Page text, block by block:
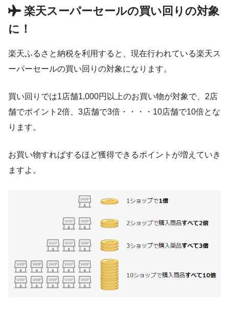
楽天スーパーセールの買い回りの対象
に！
楽天ふるさと納税を利用すると、現在行われている楽天ス
ーパーセールの買い回りの対象になります。
買い回りでは1店舗1,000円以上のお買い物が対象で、2店
舗でポイント2倍、3店舗で3倍・・・・10店舗で10倍とな
ります。
お買い物すればするほど獲得できるポイントが増えていき
ますよ。